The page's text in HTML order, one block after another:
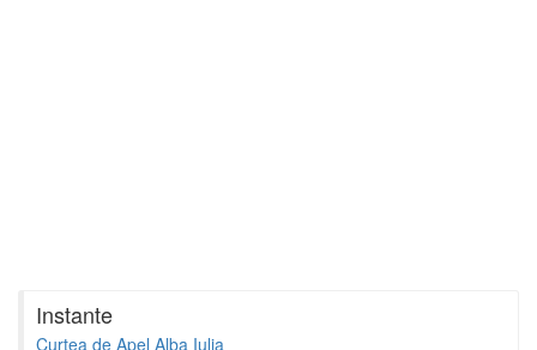
Instante
Curtea de Apel Alba Iulia